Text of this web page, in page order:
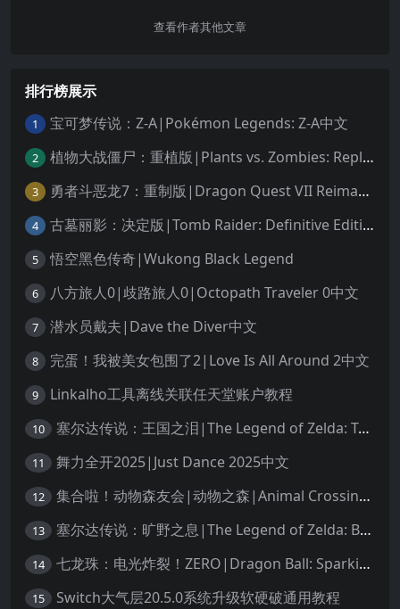
查看作者其他文章
排行榜展示
1 宝可梦传说：Z-A|Pokémon Legends: Z-A中文
2 植物大战僵尸：重植版|Plants vs. Zombies: Replanted中文
3 勇者斗恶龙7：重制版|Dragon Quest VII Reimagined中文
4 古墓丽影：决定版|Tomb Raider: Definitive Edition中文
5 悟空黑色传奇|Wukong Black Legend
6 八方旅人0|歧路旅人0|Octopath Traveler 0中文
7 潜水员戴夫|Dave the Diver中文
8 完蛋！我被美女包围了2|Love Is All Around 2中文
9 Linkalho工具离线关联任天堂账户教程
10 塞尔达传说：王国之泪|The Legend of Zelda: Tears of the Kingdom中文
11 舞力全开2025|Just Dance 2025中文
12 集合啦！动物森友会|动物之森|Animal Crossing: New Horizons中文
13 塞尔达传说：旷野之息|The Legend of Zelda: Breath of the Wild中文
14 七龙珠：电光炸裂！ZERO|Dragon Ball: Sparking! Zero中文
15 Switch大气层20.5.0系统升级软硬破通用教程